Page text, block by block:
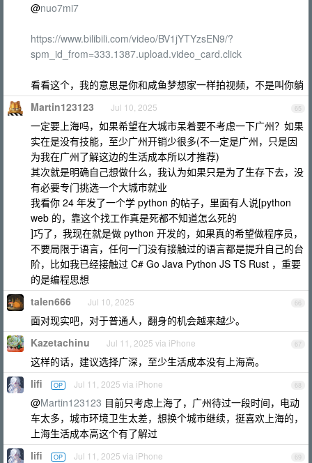
@nuo7mi7
https://www.bilibili.com/video/BV1jYTYzsEN9/?
spm_id_from=333.1387.upload.video_card.click
看看这个，我的意思是你和咸鱼梦想家一样拍视频，不是叫你躺
65
Martin123123 Jul 10, 2025
一定要上海吗，如果希望在大城市呆着要不考虑一下广州？如果
实在是没有技能，至少广州开销少很多(不一定是广州，只是因
为我在广州了解这边的生活成本所以才推荐)
其次就是明确自己想做什么，我认为如果只是为了生存下去，没
有必要专门挑选一个大城市就业
我看你 24 年发了一个学 python 的帖子，里面有人说[python
web 的，靠这个找工作真是死都不知道怎么死的
]巧了，我现在就是做 python 开发的，如果真的希望做程序员，
不要局限于语言，任何一门没有接触过的语言都是提升自己的台
阶，比如我已经接触过 C# Go Java Python JS TS Rust ，重要
的是编程思想
66
talen666 Jul 10, 2025
面对现实吧，对于普通人，翻身的机会越来越少。
67
Kazetachinu Jul 11, 2025 via iPhone
这样的话，建议选择广深，至少生活成本没有上海高。
68
lifi OP Jul 11, 2025 via iPhone
@Martin123123 目前只考虑上海了，广州待过一段时间，电动
车太多，城市环境卫生太差，想换个城市继续，挺喜欢上海的，
上海生活成本高这个有了解过
69
lifi OP Jul 11, 2025 via iPhone